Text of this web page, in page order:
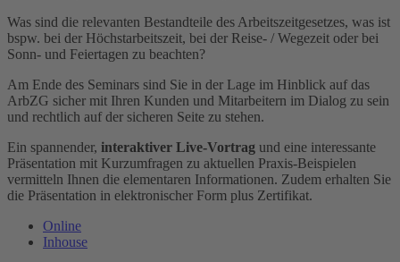
Was sind die relevanten Bestandteile des Arbeitszeitgesetzes, was ist
bspw. bei der Höchstarbeitszeit, bei der Reise- / Wegezeit oder bei
Sonn- und Feiertagen zu beachten?
Am Ende des Seminars sind Sie in der Lage im Hinblick auf das
ArbZG sicher mit Ihren Kunden und Mitarbeitern im Dialog zu sein
und rechtlich auf der sicheren Seite zu stehen.
Ein spannender, interaktiver Live-Vortrag und eine interessante
Präsentation mit Kurzumfragen zu aktuellen Praxis-Beispielen
vermitteln Ihnen die elementaren Informationen. Zudem erhalten Sie
die Präsentation in elektronischer Form plus Zertifikat.
Online
Inhouse